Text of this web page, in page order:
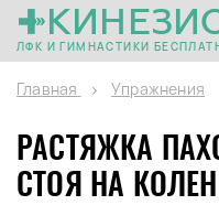
ЛФК И ГИМНАСТИКИ
Главная Упражнения
РАСТЯЖКА
СТОЯ НА